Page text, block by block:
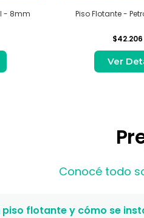
- 8mm Piso Flotante -
$42.206
Ver
Conocé todo
piso flotante y cómo se